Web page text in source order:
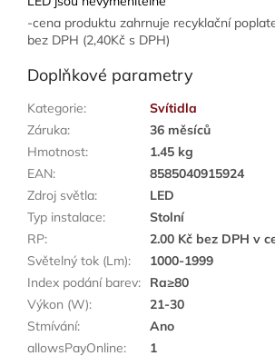
-cena produktu zahrnuje recyklační
bez DPH (2,40Kč s DPH)
Doplňkové parametry
Kategorie:
Svítidla
Záruka:
36 měsíců
Hmotnost:
1.45 kg
EAN:
8585040915924
Zdroj světla:
LED
Typ instalace:
Stolní
RP:
2.00 Kč bez DPH v
Světelný tok (Lm):
1000-1999
Index podání barev:
Ra≥80
Výkon (W):
21-30
Stmívání:
Ano
allowsPayOnline: 1